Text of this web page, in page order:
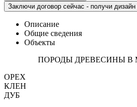
Заключи договор сейчас - получи дизайн
Описание
Общие сведения
Объекты
ПОРОДЫ ДРЕВЕСИНЫ В
ОРЕХ
КЛЕН
ДУБ